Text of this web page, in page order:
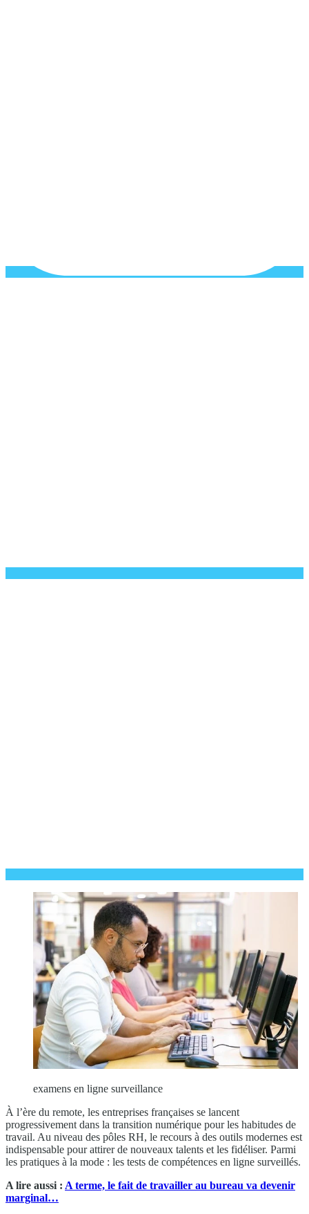
examens en ligne surveillance
À l’ère du remote, les entreprises françaises se lancent
progressivement dans la transition numérique pour les habitudes de
travail. Au niveau des pôles RH, le recours à des outils modernes est
indispensable pour attirer de nouveaux talents et les fidéliser. Parmi
les pratiques à la mode : les tests de compétences en ligne surveillés.
A lire aussi : A terme, le fait de travailler au bureau va devenir
marginal…